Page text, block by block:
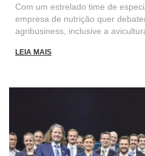
Com um estrelado time de
empresa de nutrição quer
agribusiness, inclusive a
LEIA MAIS